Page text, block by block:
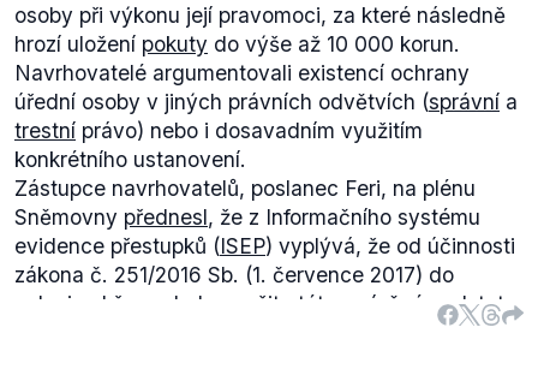
osoby při výkonu její pravomoci, za které následně
hrozí uložení pokuty do výše až 10 000 korun.
Navrhovatelé argumentovali existencí ochrany
úřední osoby v jiných právních odvětvích (správní a
trestní právo) nebo i dosavadním využitím
konkrétního ustanovení.
Zástupce navrhovatelů, poslanec Feri, na plénu
Sněmovny přednesl, že z Informačního systému
evidence přestupků (ISEP) vyplývá, že od účinnosti
zákona č. 251/2016 Sb. (1. července 2017) do
poloviny března bylo využito této zmíněné podstaty